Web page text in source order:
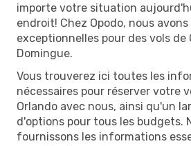
importe votre situation
endroit! Chez Opodo, nous
exceptionnelles pour des vols de
Domingue.
Vous trouverez ici toutes les
nécessaires pour réserver votre
Orlando avec nous, ainsi qu'un
d'options pour tous les budgets.
fournissons les informations